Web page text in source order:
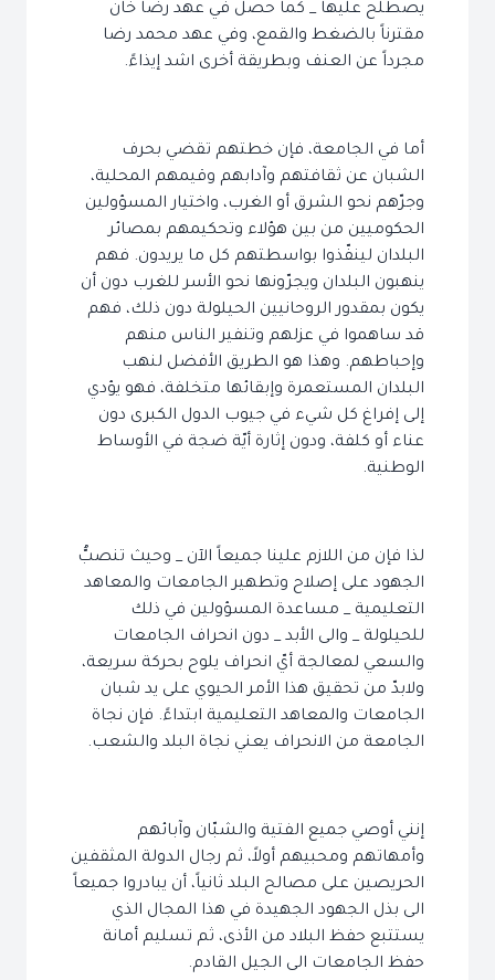
يصطلح عليها _ كما حصل في عهد رضا خان
مقترناً بالضغط والقمع، وفي عهد محمد رضا
مجرداً عن العنف وبطريقة أخرى اشد إيذاءً.
أما في الجامعة، فإن خطتهم تقضي بحرف
الشبان عن ثقافتهم وآدابهم وقيمهم المحلية،
وجرّهم نحو الشرق أو الغرب، واختيار المسؤولين
الحكوميين من بين هؤلاء وتحكيمهم بمصائر
البلدان لينفّذوا بواسطتهم كل ما يريدون. فهم
ينهبون البلدان ويجرّونها نحو الأسر للغرب دون أن
يكون بمقدور الروحانيين الحيلولة دون ذلك، فهم
قد ساهموا في عزلهم وتنفير الناس منهم
وإحباطهم. وهذا هو الطريق الأفضل لنهب
البلدان المستعمرة وإبقائها متخلفة، فهو يؤدي
إلى إفراغ كل شيء في جيوب الدول الكبرى دون
عناء أو كلفة، ودون إثارة أيّة ضجة في الأوساط
الوطنية.
لذا فإن من اللازم علينا جميعاً الآن _ وحيث تنصبُّ
الجهود على إصلاح وتطهير الجامعات والمعاهد
التعليمية _ مساعدة المسؤولين في ذلك
للحيلولة _ والى الأبد _ دون انحراف الجامعات
والسعي لمعالجة أيّ انحراف يلوح بحركة سريعة،
ولابدّ من تحقيق هذا الأمر الحيوي على يد شبان
الجامعات والمعاهد التعليمية ابتداءً. فإن نجاة
الجامعة من الانحراف يعني نجاة البلد والشعب.
إنني أوصي جميع الفتية والشبّان وآبائهم
وأمهاتهم ومحبيهم أولاً، ثم رجال الدولة المثقفين
الحريصين على مصالح البلد ثانياً، أن يبادروا جميعاً
الى بذل الجهود الجهيدة في هذا المجال الذي
يستتبع حفظ البلاد من الأذى، ثم تسليم أمانة
حفظ الجامعات الى الجيل القادم.